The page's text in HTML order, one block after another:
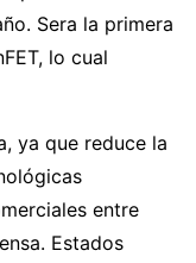
Sera la primera
lo cual
ya que reduce la
entre
Estados